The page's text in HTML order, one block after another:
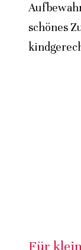
schönes
Für